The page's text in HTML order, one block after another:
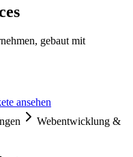
gebaut mit
ansehen
Webentwicklung &